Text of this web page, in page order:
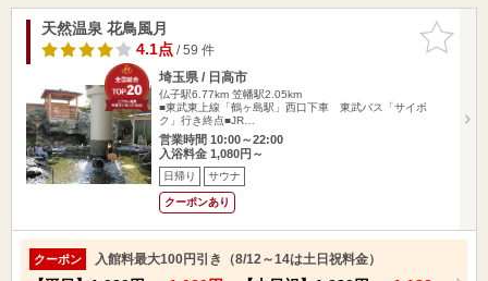
お気に入
りに追加
天然温泉 花鳥風月
4.1点/ 59 件
埼玉県 / 日高市
仏子駅6.77km 笠幡駅2.05km
■東武東上線「鶴ヶ島駅」西口下車 東武バス「サイボ
ク」行き終点■JR…
営業時間 10:00～22:00
入浴料金 1,080円～
日帰り サウナ
クーポンあり
クーポン 入館料最大100円引き（8/12～14は土日祝料金）